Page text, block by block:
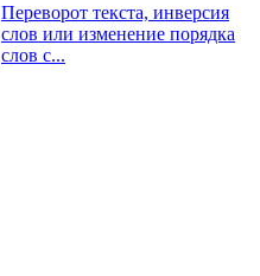
Переворот текста, инверсия
слов или изменение порядка
слов с...